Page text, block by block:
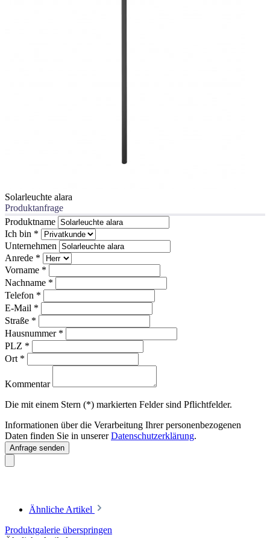
Solarleuchte alara
Produktanfrage
Produktname
Ich bin *
Unternehmen
Anrede *
Vorname *
Nachname *
Telefon *
E-Mail *
Straße *
Hausnummer *
PLZ *
Ort *
Kommentar
Die mit einem Stern (*) markierten Felder sind Pflichtfelder.
Informationen über die Verarbeitung Ihrer personenbezogenen
Daten finden Sie in unsererDatenschutzerklärung.
Anfrage senden
Ähnliche Artikel
Produktgalerie überspringen